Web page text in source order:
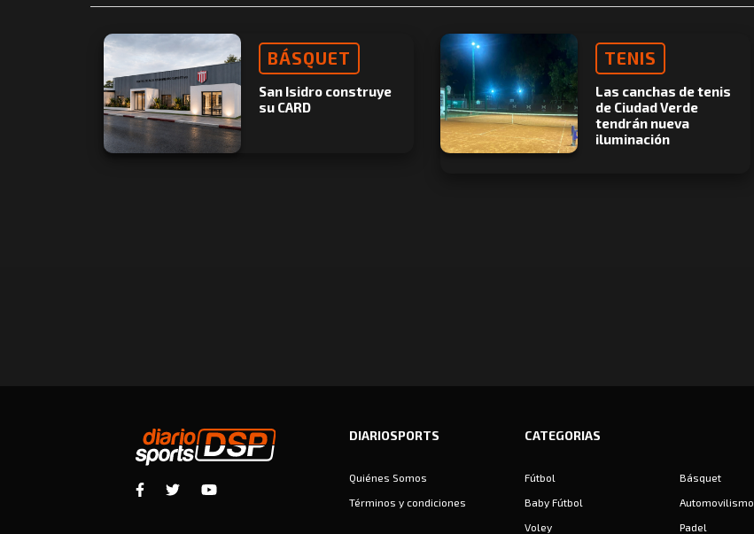
BÁSQUET
San Isidro construye
su CARD
TENIS
Las canchas de tenis
de Ciudad Verde
tendrán nueva
iluminación
DIARIOSPORTS
Quiénes Somos
Términos y condiciones
CATEGORIAS
Fútbol
Básquet
Baby Fútbol
Automovilismo
Voley
Padel